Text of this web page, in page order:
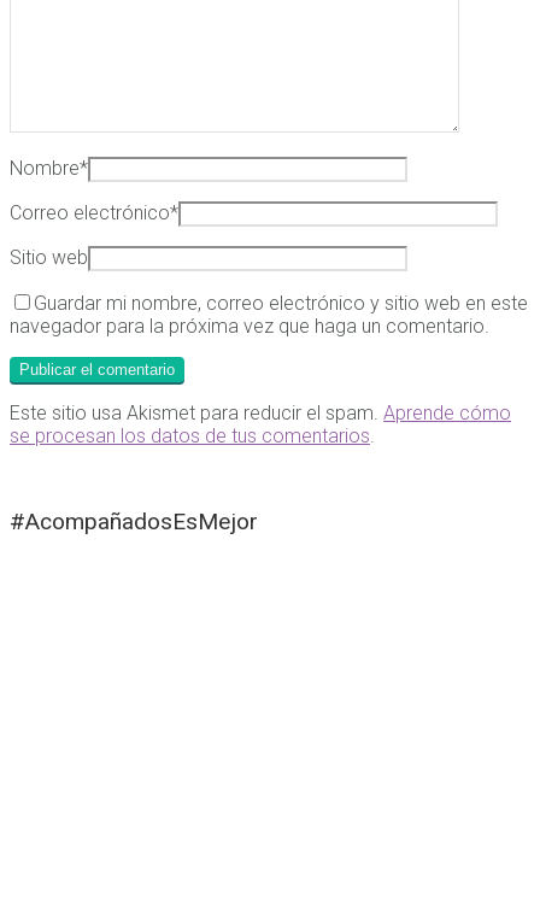
Nombre*
Correo electrónico*
Sitio web
Guardar mi nombre, correo electrónico y sitio web en este
navegador para la próxima vez que haga un comentario.
Este sitio usa Akismet para reducir el spam. Aprende cómo
se procesan los datos de tus comentarios
#AcompañadosEsMejor